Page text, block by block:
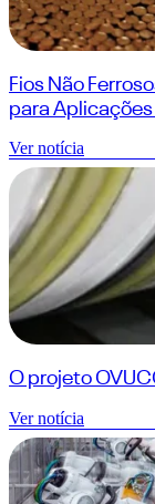
Fios Não
para
Ver notícia
O projeto
Ver notícia